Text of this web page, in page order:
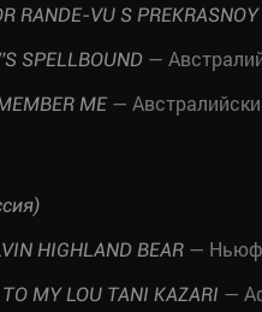
RANDE-VU S PREKRASNOY
SPELLBOUND —
ME —
HIGHLAND BEAR —
MY LOU TANI KAZARI —